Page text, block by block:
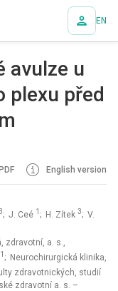
EN
avulze u
plexu před
English version
; J. Ceé 1 ; H. Zítek 3; V.
zdravotní, a. s.,
1 ; Neurochirurgická klinika,
zdravotnických, studií
zdravotní a. s. –